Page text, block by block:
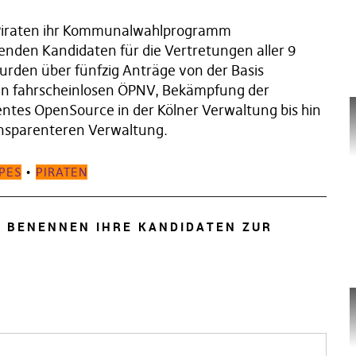
ihr Kommunalwahlprogramm
Kandidaten für die Vertretungen aller 9
über fünfzig Anträge von der Basis
fahrscheinlosen ÖPNV, Bekämpfung der
OpenSource in der Kölner Verwaltung bis hin
Verwaltung.
• PIRATEN
BENENNEN IHRE KANDIDATEN ZUR